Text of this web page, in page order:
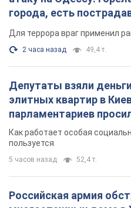
5 часов назад 52,4 т.
Российская армия
многоэтажных дома в
погибших, 27
Враг умышленно бьет по
41 минуту назад 3,9 т.